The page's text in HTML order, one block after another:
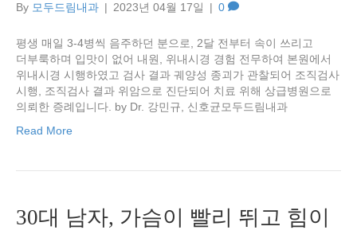
By 모두드림내과 | 2023년 04월 17일 | 0
평생 매일 3-4병씩 음주하던 분으로, 2달 전부터 속이 쓰리고
더부룩하며 입맛이 없어 내원, 위내시경 경험 전무하여 본원에서
위내시경 시행하였고 검사 결과 궤양성 종괴가 관찰되어 조직검사
시행, 조직검사 결과 위암으로 진단되어 치료 위해 상급병원으로
의뢰한 증례입니다. by Dr. 강민규, 신호균모두드림내과
Read More
30대 남자, 가슴이 빨리 뛰고 힘이